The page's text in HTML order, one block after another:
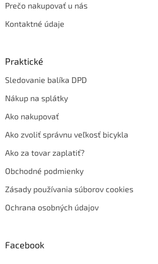
Prečo nakupovať u nás
Kontaktné údaje
Praktické
Sledovanie balíka DPD
Nákup na splátky
Ako nakupovať
Ako zvoliť správnu veľkosť bicykla
Ako za tovar zaplatiť?
Obchodné podmienky
Zásady používania súborov cookies
Ochrana osobných údajov
Facebook